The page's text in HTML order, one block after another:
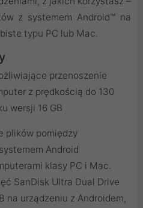
z systemem Android™ na
typu PC lub Mac.
przenoszenie
z prędkością do 130
wersji 16 GB
plików pomiędzy
Android
klasy PC i Mac.
SanDisk Ultra Dual Drive
na urządzeniu z Androidem,